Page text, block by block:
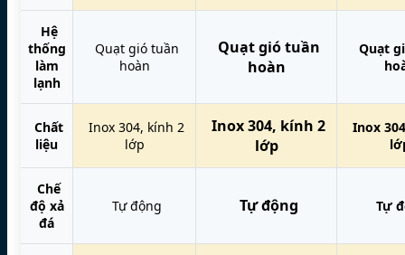
Hệ
thống
làm
lạnh
Quạt gió tuần
hoàn
Quạt gió tuần
hoàn
Quạt
Chất
liệu
Inox 304, kính 2
lớp
Inox 304, kính 2
lớp
Inox
Chế
độ xả
đá
Tự động Tự động Tự